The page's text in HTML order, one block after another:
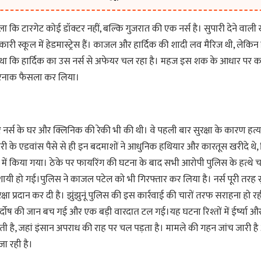
टारगेट कोई डॉक्टर नहीं, बल्कि गुजरात की एक नर्स है। सुपारी देने
स्कूल में हेडमास्ट्रेस हैं। काजल और हार्दिक की शादी लव मैरिज थी,
कि हार्दिक का उस नर्स से अफेयर चल रहा है। महज इस शक के आधार पर
फैसला कर लिया।
के घर और क्लिनिक की रेकी भी की थी। वे पहली बार सुरक्षा के कारण
के एडवांस पैसे से ही इन बदमाशों ने आधुनिक हथियार और कारतूस खरीदे थे,
किया गया। ठेके पर फायरिंग की घटना के बाद सभी आरोपी पुलिस के हत्थे
हो गई।पुलिस ने काजल पटेल को भी गिरफ्तार कर लिया है। नर्स पूरी
कर दी है। झुंझुनूं पुलिस की इस कार्रवाई की चारों तरफ सराहना हो
की जान बच गई और एक बड़ी वारदात टल गई।यह घटना रिश्तों में ईर्ष्या
है, जहां इंसान अपराध की राह पर चल पड़ता है। मामले की गहन जांच जारी
रही है।